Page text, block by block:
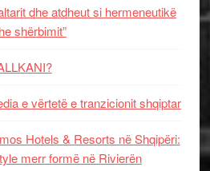
dhe atdheut si hermeneutikë
shërbimit”
e vërtetë e tranzicionit shqiptar
Hotels & Resorts në Shqipëri:
merr formë në Rivierën